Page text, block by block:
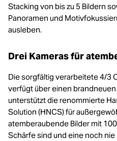
Stacking von bis zu 5 Bildern
Panoramen und
ausleben.
Drei Kameras für
Die sorgfältig verarbeitete 4/3
verfügt über einen
unterstützt die renommierte
Solution (HNCS) für
atemberaubende Bilder mit
Schärfe sind und eine noch